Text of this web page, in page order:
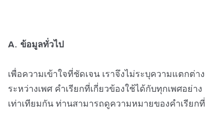
A. ข้อมูลทั่วไป
เพื่อความเข้าใจที่ชัดเจน เราจึงไม่ระบุความแตกต่าง
ระหว่างเพศ คำเรียกที่เกี่ยวข้องใช้ได้กับทุกเพศอย่าง
เท่าเทียมกัน ท่านสามารถดูความหมายของคำเรียกที่